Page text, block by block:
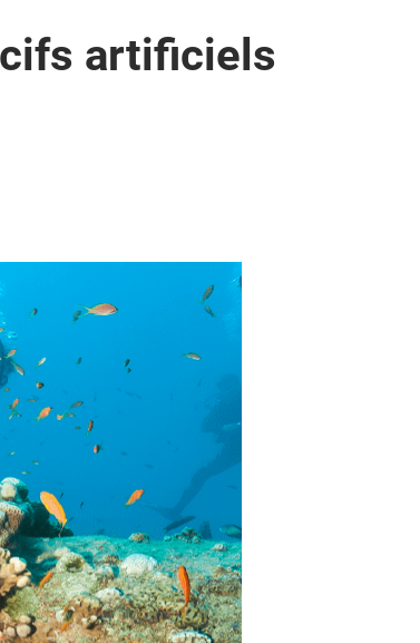
artificiels